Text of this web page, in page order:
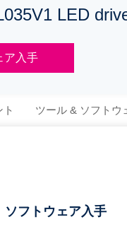
LED
ア入手
ツール & ソフトウ
ソフトウェア入手